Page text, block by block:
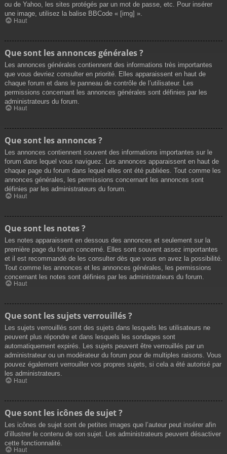
ou de Yahoo, les sites protégés par un mot de passe, etc. Pour insérer
une image, utilisez la balise BBCode « [img] ».
Haut
Que sont les annonces générales ?
Les annonces générales contiennent des informations très importantes
que vous devriez consulter en priorité. Elles apparaissent en haut de
chaque forum et dans le panneau de contrôle de l’utilisateur. Les
permissions concernant les annonces générales sont définies par les
administrateurs du forum.
Haut
Que sont les annonces ?
Les annonces contiennent souvent des informations importantes sur le
forum dans lequel vous naviguez. Les annonces apparaissent en haut de
chaque page du forum dans lequel elles ont été publiées. Tout comme les
annonces générales, les permissions concernant les annonces sont
définies par les administrateurs du forum.
Haut
Que sont les notes ?
Les notes apparaissent en dessous des annonces et seulement sur la
première page du forum concerné. Elles sont souvent assez importantes
et il est recommandé de les consulter dès que vous en avez la possibilité.
Tout comme les annonces et les annonces générales, les permissions
concernant les notes sont définies par les administrateurs du forum.
Haut
Que sont les sujets verrouillés ?
Les sujets verrouillés sont des sujets dans lesquels les utilisateurs ne
peuvent plus répondre et dans lesquels les sondages sont
automatiquement expirés. Les sujets peuvent être verrouillés par un
administrateur ou un modérateur du forum pour de multiples raisons. Vous
pouvez également verrouiller vos propres sujets, si cela a été autorisé par
les administrateurs.
Haut
Que sont les icônes de sujet ?
Les icônes de sujet sont de petites images que l’auteur peut insérer afin
d’illustrer le contenu de son sujet. Les administrateurs peuvent désactiver
cette fonctionnalité.
Haut